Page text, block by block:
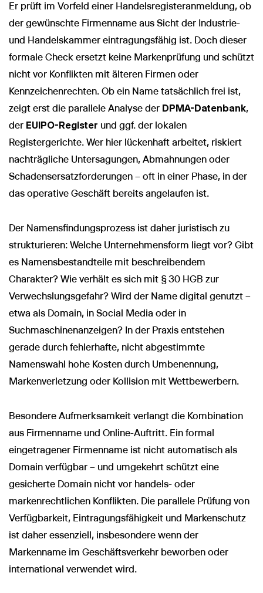
Er prüft im Vorfeld einer Handelsregisteranmeldung, ob
der gewünschte Firmenname aus Sicht der Industrie-
und Handelskammer eintragungsfähig ist. Doch dieser
formale Check ersetzt keine Markenprüfung und schützt
nicht vor Konflikten mit älteren Firmen oder
Kennzeichenrechten. Ob ein Name tatsächlich frei ist,
zeigt erst die parallele Analyse der DPMA-Datenbank,
der EUIPO-Register und ggf. der lokalen
Registergerichte. Wer hier lückenhaft arbeitet, riskiert
nachträgliche Untersagungen, Abmahnungen oder
Schadensersatzforderungen – oft in einer Phase, in der
das operative Geschäft bereits angelaufen ist.
Der Namensfindungsprozess ist daher juristisch zu
strukturieren: Welche Unternehmensform liegt vor? Gibt
es Namensbestandteile mit beschreibendem
Charakter? Wie verhält es sich mit § 30 HGB zur
Verwechslungsgefahr? Wird der Name digital genutzt –
etwa als Domain, in Social Media oder in
Suchmaschinenanzeigen? In der Praxis entstehen
gerade durch fehlerhafte, nicht abgestimmte
Namenswahl hohe Kosten durch Umbenennung,
Markenverletzung oder Kollision mit Wettbewerbern.
Besondere Aufmerksamkeit verlangt die Kombination
aus Firmenname und Online-Auftritt. Ein formal
eingetragener Firmenname ist nicht automatisch als
Domain verfügbar – und umgekehrt schützt eine
gesicherte Domain nicht vor handels- oder
markenrechtlichen Konflikten. Die parallele Prüfung von
Verfügbarkeit, Eintragungsfähigkeit und Markenschutz
ist daher essenziell, insbesondere wenn der
Markenname im Geschäftsverkehr beworben oder
international verwendet wird.